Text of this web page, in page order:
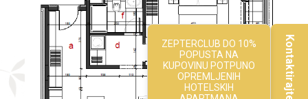
Kontaktirajte nas
ZEPTERCLUB DO 10%
POPUSTA NA
KUPOVINU POTPUNO
OPREMLJENIH
HOTELSKIH